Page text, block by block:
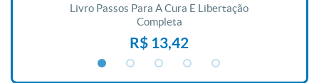
Livro Passos Para A Cura E Libertação
Completa
R$ 13,42